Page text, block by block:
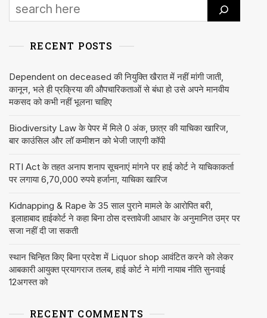
RECENT POSTS
Dependent on deceased की नियुक्ति खैरात में नहीं मांगी जाती,
कानून, भले ही प्रक्रिया की औपचारिकताओं से बंधा हो उसे अपने मानवीय
मकसद को कभी नहीं भूलना चाहिए
Biodiversity Law के पेपर में मिले 0 अंक, छात्र की याचिका खारिज,
बार काउंसिल और लॉ कमीशन को भेजी जाएगी कॉपी
RTI Act के तहत अनाप शनाप सूचनाएं मांगने पर हाई कोर्ट ने याचिकाकर्ता
पर लगाया 6,70,000 रुपये हर्जाना, याचिका खारिज
Kidnapping & Rape के 35 साल पुराने मामले के आरोपित बरी,
इलाहाबाद हाईकोर्ट ने कहा बिना ठोस दस्तावेजी आधार के अनुमानित उम्र पर
सजा नहीं दी जा सकती
स्थान चिन्हित किए बिना प्रदेश में Liquor shop आवंटित करने को लेकर
आबकारी आयुक्त प्रयागराज तलब, हाई कोर्ट ने मांगी नायाब नीति सुनवाई
12अगस्त को
RECENT COMMENTS